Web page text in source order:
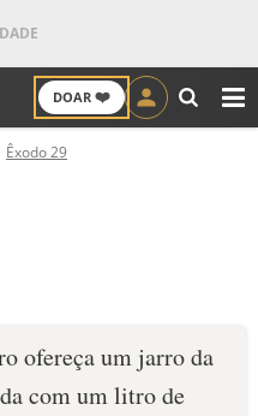
DOAR ❤️
Êxodo 29
ofereça um jarro da
com um litro de